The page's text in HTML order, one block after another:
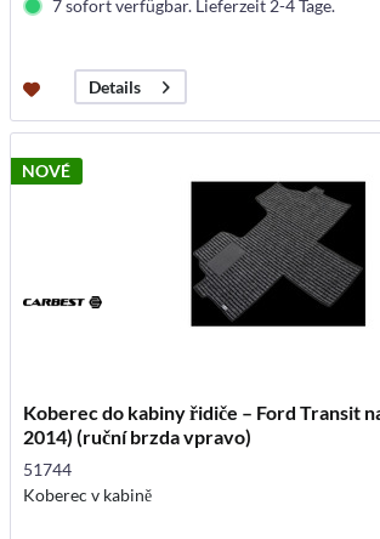
7 sofort verfügbar. Lieferzeit 2-4 Tage.
Details
NOVÉ
Koberec do kabiny řidiče – Ford Transit
2014) (ruční brzda vpravo)
51744
Koberec v kabině